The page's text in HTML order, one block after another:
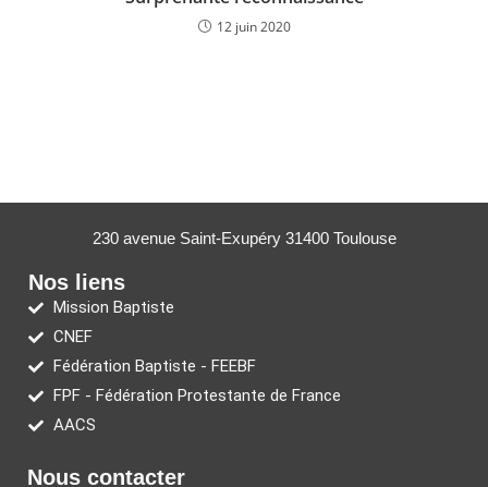
12 juin 2020
230 avenue Saint-Exupéry 31400 Toulouse
Nos liens
Mission Baptiste
CNEF
Fédération Baptiste - FEEBF
FPF - Fédération Protestante de France
AACS
Nous contacter